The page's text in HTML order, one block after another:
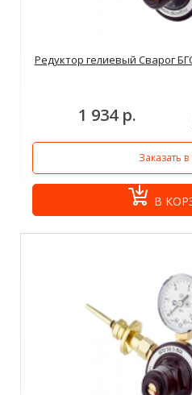
Редуктор гелиевый Сварог
1 934 р.
Заказать
В